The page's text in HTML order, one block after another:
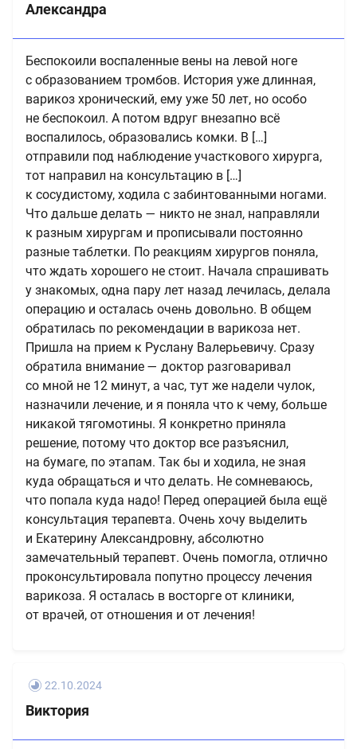
Александра
Беспокоили воспаленные вены на левой ноге
с образованием тромбов. История уже длинная,
варикоз хронический, ему уже 50 лет, но особо
не беспокоил. А потом вдруг внезапно всё
воспалилось, образовались комки. В […]
отправили под наблюдение участкового хирурга,
тот направил на консультацию в […]
к сосудистому, ходила с забинтованными ногами.
Что дальше делать — никто не знал, направляли
к разным хирургам и прописывали постоянно
разные таблетки. По реакциям хирургов поняла,
что ждать хорошего не стоит. Начала спрашивать
у знакомых, одна пару лет назад лечилась, делала
операцию и осталась очень довольно. В общем
обратилась по рекомендации в варикоза нет.
Пришла на прием к Руслану Валерьевичу. Сразу
обратила внимание — доктор разговаривал
со мной не 12 минут, а час, тут же надели чулок,
назначили лечение, и я поняла что к чему, больше
никакой тягомотины. Я конкретно приняла
решение, потому что доктор все разъяснил,
на бумаге, по этапам. Так бы и ходила, не зная
куда обращаться и что делать. Не сомневаюсь,
что попала куда надо! Перед операцией была ещё
консультация терапевта. Очень хочу выделить
и Екатерину Александровну, абсолютно
замечательный терапевт. Очень помогла, отлично
проконсультировала попутно процессу лечения
варикоза. Я осталась в восторге от клиники,
от врачей, от отношения и от лечения!
22.10.2024
Виктория